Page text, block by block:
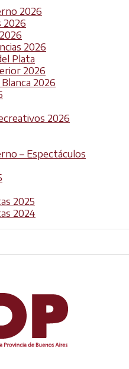
2026
2026
2026
Plata
2026
Blanca 2026
2026
– Espectáculos
2025
2024